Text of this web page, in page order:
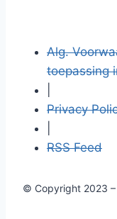
Alg.
toepassing
Privacy
RSS Feed
© Copyright 2023 –